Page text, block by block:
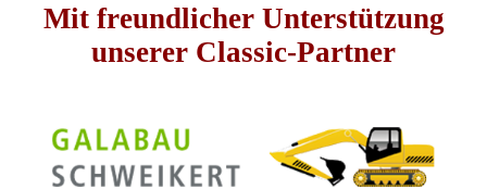
Mit freundlicher Unterstützung
unserer Classic-Partner